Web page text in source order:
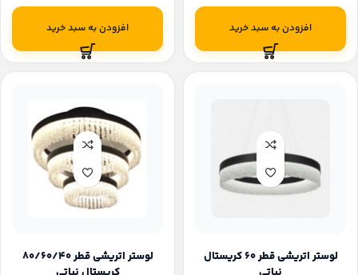
افزودن به سبد خرید افزودن به سبد خرید
لوستر اتریشی قطر ۶۰ کریستال
لوستر اتریشی قطر 80/60/40